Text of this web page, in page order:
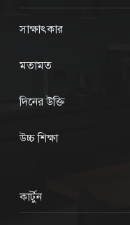
সাক্ষাৎকার
মতামত
দিনের উক্তি
উচ্চ শিক্ষা
কার্টুন